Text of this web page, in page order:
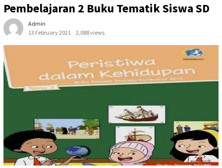
Pembelajaran 2 Buku Tematik Siswa SD
Admin
13 February 2021
2,088 views